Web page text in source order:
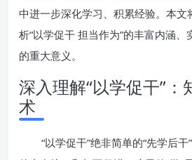
中进一步深化学习、积累经验。本文
析“以学促干 担当作为”的丰富内涵
的重大意义。
深入理解“以学促干”：
术
“以学促干”绝非简单的“先学后干